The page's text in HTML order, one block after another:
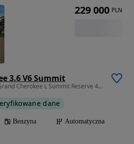
3.6 V6 Summit
3604 cm3 • 286 KM • Jeep Grand Cherokee L Summit Reserve 4x4 2021 - TOP wersja
dane
Benzyna
Automatyczna
229 000 PLN